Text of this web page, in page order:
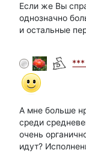
Если же Вы
однозначно
и остальные
***
А мне больше
среди
очень
идут?